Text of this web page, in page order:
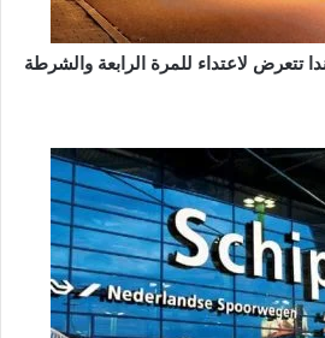
تتعرض لاعتداء للمرة الرابعة والشرطة